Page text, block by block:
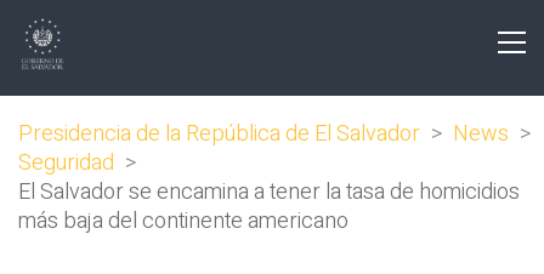
Presidencia de la República de El Salvador > News >
Seguridad >
El Salvador se encamina a tener la tasa de homicidios
más baja del continente americano